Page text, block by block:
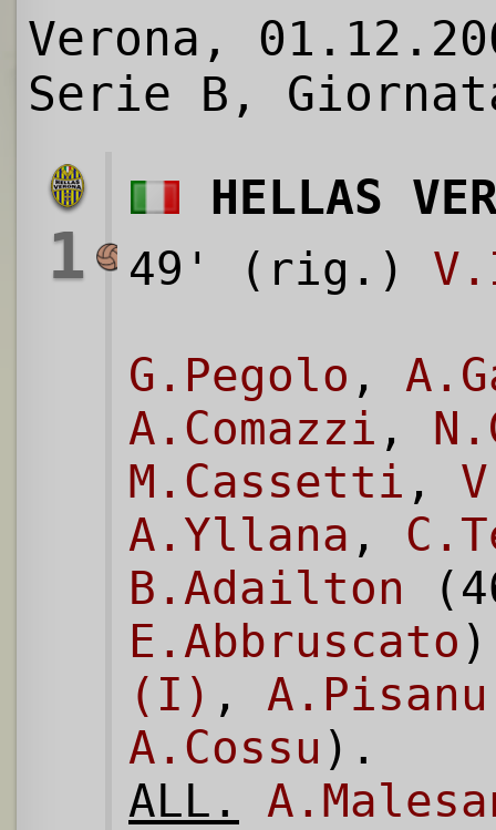
Verona,
Serie B,
1
HELLAS
49' (rig.)
G.Pegolo ,
A.Comazzi ,
M.Cassetti ,
A.Yllana ,
B.Adailton
E.Abbruscato
(I) , A.Pisanu
A.Cossu ).
ALL.